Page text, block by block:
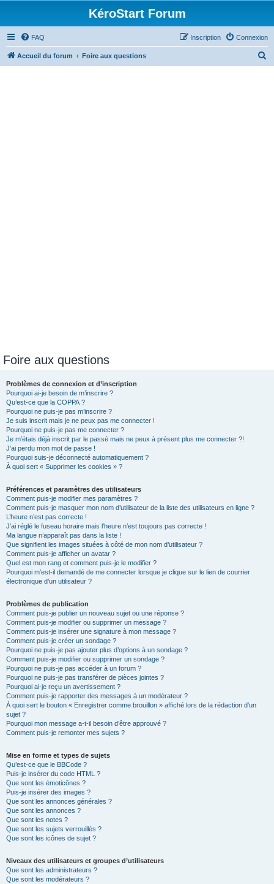
KéroStart Forum
FAQ Connexion
Inscription
Accueil du forum Foire aux questions
Foire aux questions
Problèmes de connexion et d’inscription
Pourquoi ai-je besoin de m’inscrire ?
Qu’est-ce que la COPPA ?
Pourquoi ne puis-je pas m’inscrire ?
Je suis inscrit mais je ne peux pas me connecter !
Pourquoi ne puis-je pas me connecter ?
Je m’étais déjà inscrit par le passé mais ne peux à présent plus me connecter ?!
J’ai perdu mon mot de passe !
Pourquoi suis-je déconnecté automatiquement ?
À quoi sert « Supprimer les cookies » ?
Préférences et paramètres des utilisateurs
Comment puis-je modifier mes paramètres ?
Comment puis-je masquer mon nom d’utilisateur de la liste des utilisateurs en ligne ?
L’heure n’est pas correcte !
J’ai réglé le fuseau horaire mais l’heure n’est toujours pas correcte !
Ma langue n’apparaît pas dans la liste !
Que signifient les images situées à côté de mon nom d’utilisateur ?
Comment puis-je afficher un avatar ?
Quel est mon rang et comment puis-je le modifier ?
Pourquoi m’est-il demandé de me connecter lorsque je clique sur le lien de courrier
électronique d’un utilisateur ?
Problèmes de publication
Comment puis-je publier un nouveau sujet ou une réponse ?
Comment puis-je modifier ou supprimer un message ?
Comment puis-je insérer une signature à mon message ?
Comment puis-je créer un sondage ?
Pourquoi ne puis-je pas ajouter plus d’options à un sondage ?
Comment puis-je modifier ou supprimer un sondage ?
Pourquoi ne puis-je pas accéder à un forum ?
Pourquoi ne puis-je pas transférer de pièces jointes ?
Pourquoi ai-je reçu un avertissement ?
Comment puis-je rapporter des messages à un modérateur ?
À quoi sert le bouton « Enregistrer comme brouillon » affiché lors de la rédaction d’un
sujet ?
Pourquoi mon message a-t-il besoin d’être approuvé ?
Comment puis-je remonter mes sujets ?
Mise en forme et types de sujets
Qu’est-ce que le BBCode ?
Puis-je insérer du code HTML ?
Que sont les émoticônes ?
Puis-je insérer des images ?
Que sont les annonces générales ?
Que sont les annonces ?
Que sont les notes ?
Que sont les sujets verrouillés ?
Que sont les icônes de sujet ?
Niveaux des utilisateurs et groupes d’utilisateurs
Que sont les administrateurs ?
Que sont les modérateurs ?